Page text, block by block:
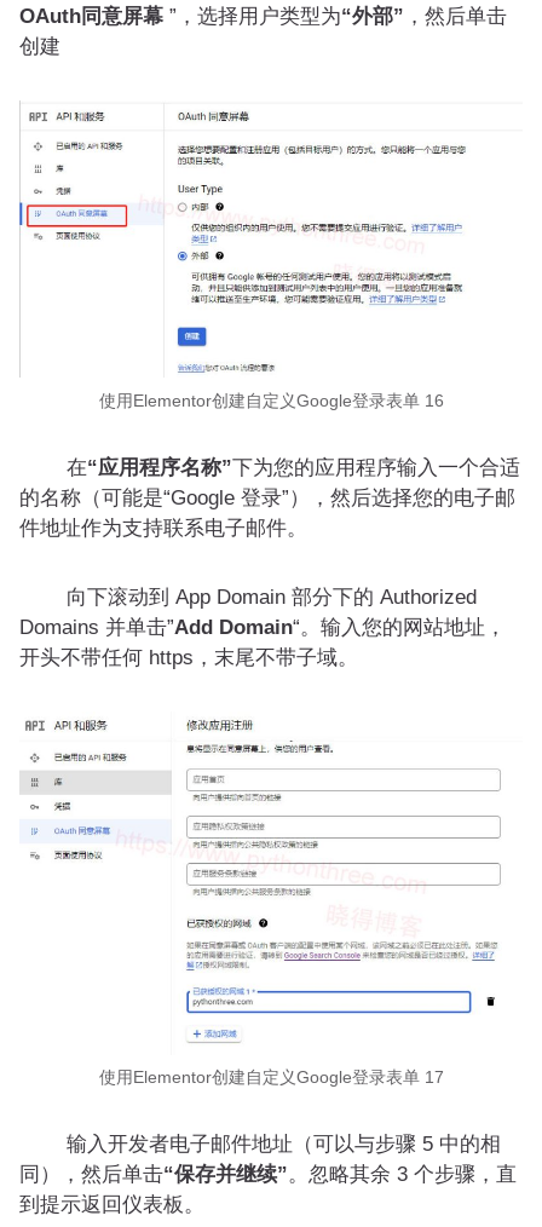
OAuth同意屏幕 ”，选择用户类型为“外部” ，然后单击
创建
使用Elementor创建自定义Google登录表单 16
在“应用程序名称”下为您的应用程序输入一个合适
的名称（可能是“Google 登录”），然后选择您的电子邮
件地址作为支持联系电子邮件。
向下滚动到 App Domain 部分下的 Authorized
Domains 并单击”Add Domain“。输入您的网站地址，
开头不带任何 https，末尾不带子域。
使用Elementor创建自定义Google登录表单 17
输入开发者电子邮件地址（可以与步骤 5 中的相
同），然后单击“保存并继续”。忽略其余 3 个步骤，直
到提示返回仪表板。